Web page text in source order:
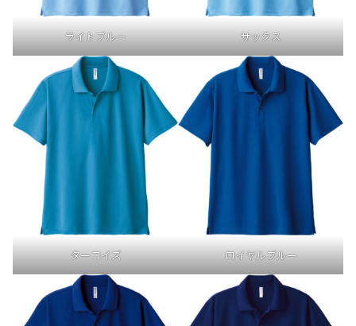
ライトブルー サックス
ターコイズ ロイヤルブルー